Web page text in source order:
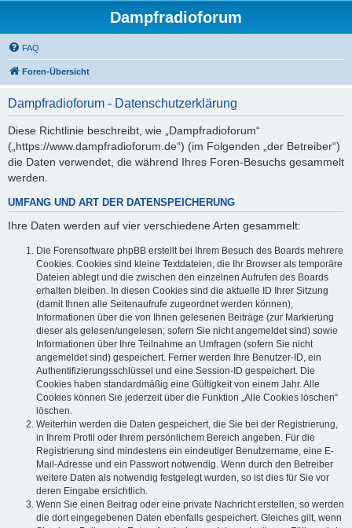
Dampfradioforum
FAQ
Foren-Übersicht
Dampfradioforum - Datenschutzerklärung
Diese Richtlinie beschreibt, wie „Dampfradioforum“
(„https://www.dampfradioforum.de“) (im Folgenden „der Betreiber“)
die Daten verwendet, die während Ihres Foren-Besuchs gesammelt
werden.
UMFANG UND ART DER DATENSPEICHERUNG
Ihre Daten werden auf vier verschiedene Arten gesammelt:
Die Forensoftware phpBB erstellt bei Ihrem Besuch des Boards mehrere
Cookies. Cookies sind kleine Textdateien, die Ihr Browser als temporäre
Dateien ablegt und die zwischen den einzelnen Aufrufen des Boards
erhalten bleiben. In diesen Cookies sind die aktuelle ID Ihrer Sitzung
(damit Ihnen alle Seitenaufrufe zugeordnet werden können),
Informationen über die von Ihnen gelesenen Beiträge (zur Markierung
dieser als gelesen/ungelesen; sofern Sie nicht angemeldet sind) sowie
Informationen über Ihre Teilnahme an Umfragen (sofern Sie nicht
angemeldet sind) gespeichert. Ferner werden Ihre Benutzer-ID, ein
Authentifizierungsschlüssel und eine Session-ID gespeichert. Die
Cookies haben standardmäßig eine Gültigkeit von einem Jahr. Alle
Cookies können Sie jederzeit über die Funktion „Alle Cookies löschen“
löschen.
Weiterhin werden die Daten gespeichert, die Sie bei der Registrierung,
in Ihrem Profil oder Ihrem persönlichem Bereich angeben. Für die
Registrierung sind mindestens ein eindeutiger Benutzername, eine E-
Mail-Adresse und ein Passwort notwendig. Wenn durch den Betreiber
weitere Daten als notwendig festgelegt wurden, so ist dies für Sie vor
deren Eingabe ersichtlich.
Wenn Sie einen Beitrag oder eine private Nachricht erstellen, so werden
die dort eingegebenen Daten ebenfalls gespeichert. Gleiches gilt, wenn